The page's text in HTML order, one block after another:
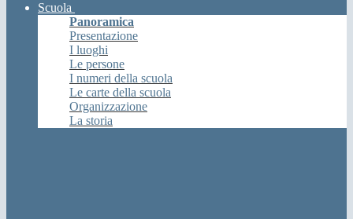
Scuola
Panoramica
Presentazione
I luoghi
Le persone
I numeri della scuola
Le carte della scuola
Organizzazione
La storia